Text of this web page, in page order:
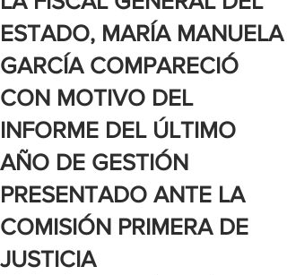
ESTADO, MARÍA MANUELA
GARCÍA COMPARECIÓ
CON MOTIVO DEL
INFORME DEL ÚLTIMO
AÑO DE GESTIÓN
PRESENTADO ANTE LA
COMISIÓN PRIMERA DE
JUSTICIA